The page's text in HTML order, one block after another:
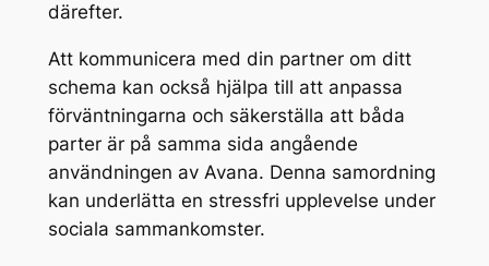
därefter.
Att kommunicera med din partner om ditt
schema kan också hjälpa till att anpassa
förväntningarna och säkerställa att båda
parter är på samma sida angående
användningen av Avana. Denna samordning
kan underlätta en stressfri upplevelse under
sociala sammankomster.